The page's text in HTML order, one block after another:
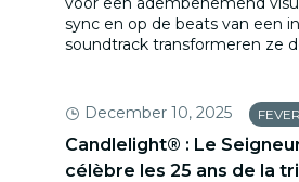
sync en op de beats van een
soundtrack transformeren ze
December 10, 2025
Candlelight® : Le
célèbre les 25 ans de la